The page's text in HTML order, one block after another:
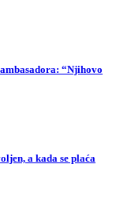
“Njihovo
a kada se plaća